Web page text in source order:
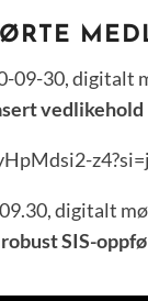
09-30, digitalt
digitalt
SIS-